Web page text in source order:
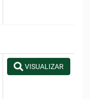
VISUALIZAR